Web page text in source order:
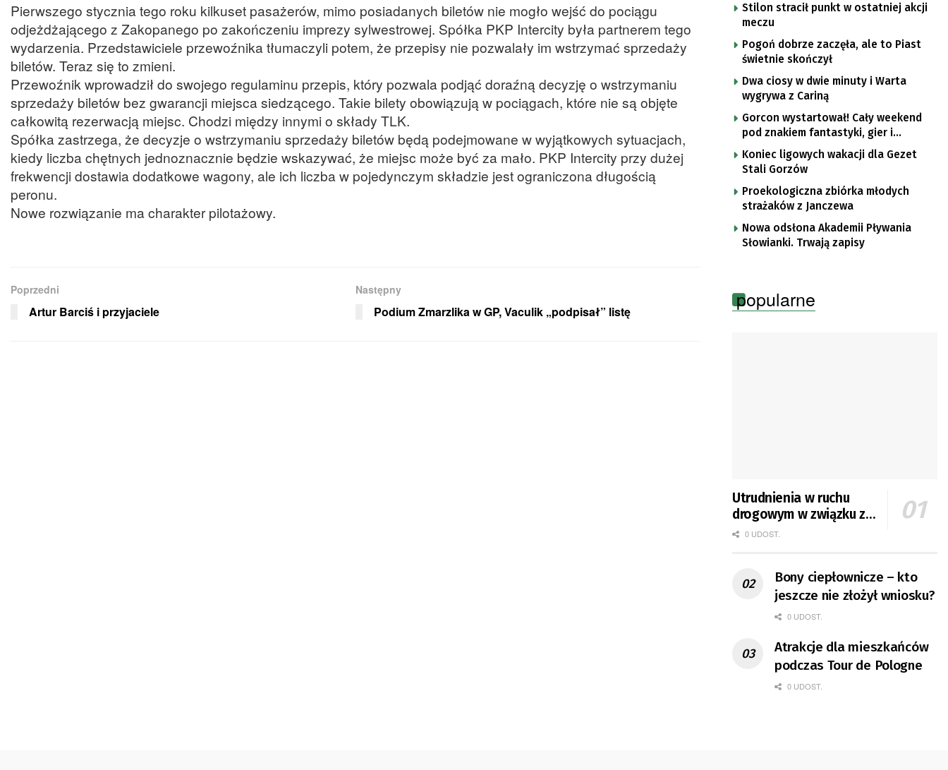
Pierwszego stycznia tego roku kilkuset pasażerów, mimo posiadanych biletów nie mogło wejść do pociągu
odjeżdżającego z Zakopanego po zakończeniu imprezy sylwestrowej. Spółka PKP Intercity była partnerem tego
wydarzenia. Przedstawiciele przewoźnika tłumaczyli potem, że przepisy nie pozwalały im wstrzymać sprzedaży
biletów. Teraz się to zmieni.
Przewoźnik wprowadził do swojego regulaminu przepis, który pozwala podjąć doraźną decyzję o wstrzymaniu
sprzedaży biletów bez gwarancji miejsca siedzącego. Takie bilety obowiązują w pociągach, które nie są objęte
całkowitą rezerwacją miejsc. Chodzi między innymi o składy TLK.
Spółka zastrzega, że decyzje o wstrzymaniu sprzedaży biletów będą podejmowane w wyjątkowych sytuacjach,
kiedy liczba chętnych jednoznacznie będzie wskazywać, że miejsc może być za mało. PKP Intercity przy dużej
frekwencji dostawia dodatkowe wagony, ale ich liczba w pojedynczym składzie jest ograniczona długością
peronu.
Nowe rozwiązanie ma charakter pilotażowy.
Poprzedni
Artur Barciś i przyjaciele
Następny
Podium Zmarzlika w GP, Vaculik „podpisał” listę
Stilon stracił punkt w ostatniej akcji
meczu
Pogoń dobrze zaczęła, ale to Piast
świetnie skończył
Dwa ciosy w dwie minuty i Warta
wygrywa z Cariną
Gorcon wystartował! Cały weekend
pod znakiem fantastyki, gier i
popkultury
Koniec ligowych wakacji dla Gezet
Stali Gorzów
Proekologiczna zbiórka młodych
strażaków z Janczewa
Nowa odsłona Akademii Pływania
Słowianki. Trwają zapisy
popularne
Utrudnienia w ruchu
drogowym w związku z
Tour de Pologne
0 UDOST.
Bony ciepłownicze – kto
jeszcze nie złożył wniosku?
0 UDOST.
Atrakcje dla mieszkańców
podczas Tour de Pologne
0 UDOST.